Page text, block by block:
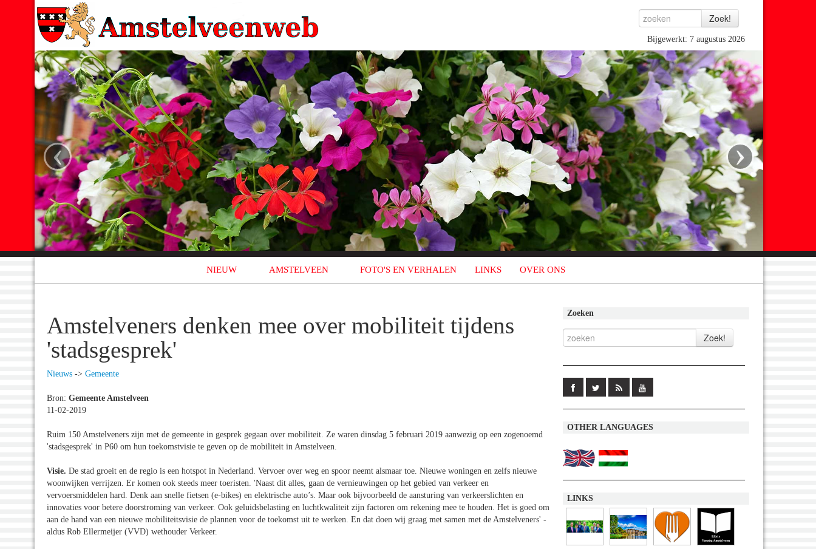
Bijgewerkt: 7 augustus 2026
‹ ›
NIEUW AMSTELVEEN FOTO'S EN VERHALEN LINKS OVER ONS
Amstelveners denken mee over mobiliteit tijdens
'stadsgesprek'
Nieuws -> Gemeente
Bron: Gemeente Amstelveen
11-02-2019
Ruim 150 Amstelveners zijn met de gemeente in gesprek gegaan over mobiliteit. Ze waren dinsdag 5 februari 2019 aanwezig op een zogenoemd
'stadsgesprek' in P60 om hun toekomstvisie te geven op de mobiliteit in Amstelveen.
Visie. De stad groeit en de regio is een hotspot in Nederland. Vervoer over weg en spoor neemt alsmaar toe. Nieuwe woningen en zelfs nieuwe
woonwijken verrijzen. Er komen ook steeds meer toeristen. 'Naast dit alles, gaan de vernieuwingen op het gebied van verkeer en
vervoersmiddelen hard. Denk aan snelle fietsen (e-bikes) en elektrische auto’s. Maar ook bijvoorbeeld de aansturing van verkeerslichten en
innovaties voor betere doorstroming van verkeer. Ook geluidsbelasting en luchtkwaliteit zijn factoren om rekening mee te houden. Het is goed om
aan de hand van een nieuwe mobiliteitsvisie de plannen voor de toekomst uit te werken. En dat doen wij graag met samen met de Amstelveners' -
aldus Rob Ellermeijer (VVD) wethouder Verkeer.
Zoeken
OTHER LANGUAGES
LINKS